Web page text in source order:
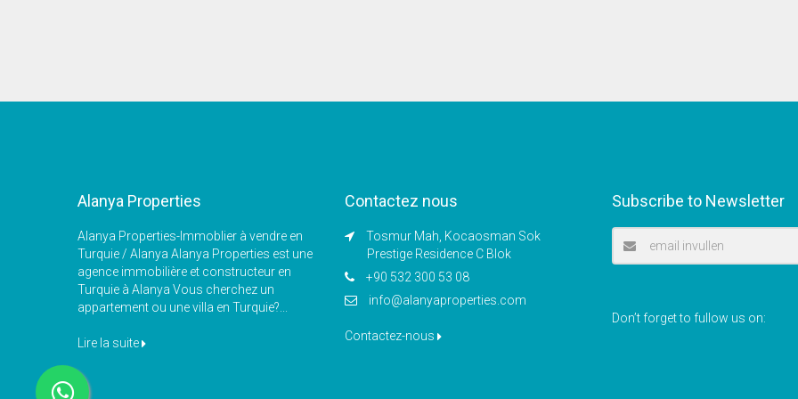
Alanya Properties
Alanya Properties-Immoblier à vendre en
Turquie / Alanya Alanya Properties est une
agence immobilière et constructeur en
Turquie à Alanya Vous cherchez un
appartement ou une villa en Turquie?...
Lire la suite
Contactez nous
Tosmur Mah, Kocaosman Sok
Prestige Residence C Blok
+90 532 300 53 08
info@alanyaproperties.com
Contactez-nous
Subscribe to Newsletter
Don’t forget to fullow us on: